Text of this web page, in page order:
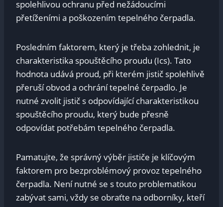
spolehlivou ochranu před ‌nežádoucími
přetíženími⁤ a ‌poškozením tepelného čerpadla.
Posledním ​faktorem, který je třeba zohlednit, je
charakteristika spouštěcího proudu ​(Ics). Tato
hodnota udává⁣ proud,​ při kterém⁢ jistič spolehlivě
přeruší obvod a ochrání ⁢tepelné čerpadlo. ⁣Je
nutné zvolit jistič s odpovídající charakteristikou
spouštěcího ‌proudu, který bude přesně
odpovídat potřebám tepelného⁣ čerpadla.
Pamatujte, že⁣ správný výběr jističe je klíčovým
‍faktorem pro bezproblémový ‍provoz tepelného
čerpadla. Není nutné se s touto​ problematikou
zabývat sami, vždy‌ se obraťte na odborníky, kteří